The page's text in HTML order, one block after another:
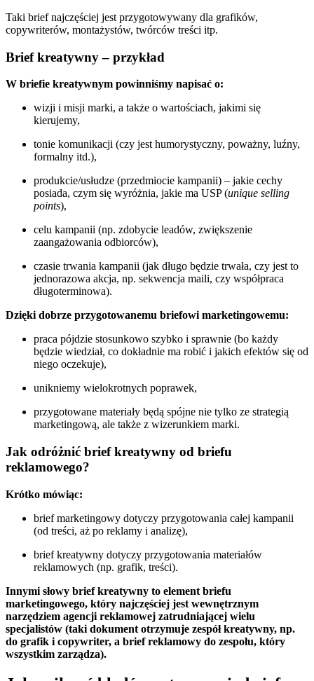
Taki brief najczęściej jest przygotowywany dla grafików,
copywriterów, montażystów, twórców treści itp.
Brief kreatywny – przykład
W briefie kreatywnym powinniśmy napisać o:
wizji i misji marki, a także o wartościach, jakimi się
kierujemy,
tonie komunikacji (czy jest humorystyczny, poważny, luźny,
formalny itd.),
produkcie/usłudze (przedmiocie kampanii) – jakie cechy
posiada, czym się wyróżnia, jakie ma USP (unique selling
points),
celu kampanii (np. zdobycie leadów, zwiększenie
zaangażowania odbiorców),
czasie trwania kampanii (jak długo będzie trwała, czy jest to
jednorazowa akcja, np. sekwencja maili, czy współpraca
długoterminowa).
Dzięki dobrze przygotowanemu briefowi marketingowemu:
praca pójdzie stosunkowo szybko i sprawnie (bo każdy
będzie wiedział, co dokładnie ma robić i jakich efektów się od
niego oczekuje),
unikniemy wielokrotnych poprawek,
przygotowane materiały będą spójne nie tylko ze strategią
marketingową, ale także z wizerunkiem marki.
Jak odróżnić brief kreatywny od briefu
reklamowego?
Krótko mówiąc:
brief marketingowy dotyczy przygotowania całej kampanii
(od treści, aż po reklamy i analizę),
brief kreatywny dotyczy przygotowania materiałów
reklamowych (np. grafik, treści).
Innymi słowy brief kreatywny to element briefu
marketingowego, który najczęściej jest wewnętrznym
narzędziem agencji reklamowej zatrudniającej wielu
specjalistów (taki dokument otrzymuje zespół kreatywny, np.
do grafik i copywriter, a brief reklamowy do zespołu, który
wszystkim zarządza).